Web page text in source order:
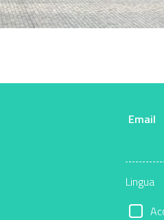
Email
Lingua